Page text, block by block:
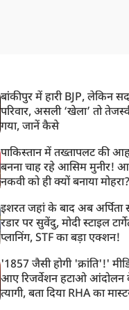
बांकीपुर में हारी BJP, लेकिन
परिवार, असली ‘खेला’ तो
गया, जानें कैसे
पाकिस्तान में तख्तापलट की
बनना चाह रहे आसिम मुनीर!
नकवी को ही क्यों बनाया मोहरा?
इशरत जहां के बाद अब
रडार पर सुवेंदु, मोदी स्टाइल
प्लानिंग, STF का बड़ा एक्शन!
'1857 जैसी होगी 'क्रांति'!'
आए रिजर्वेशन हटाओ आंदोलन
त्यागी, बता दिया RHA का